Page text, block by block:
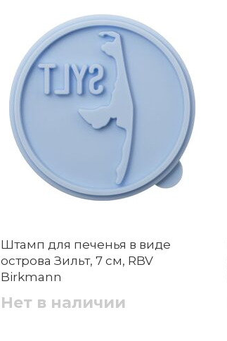
Штамп для печенья в виде
острова Зильт, 7 см, RBV
Birkmann
Нет в наличии